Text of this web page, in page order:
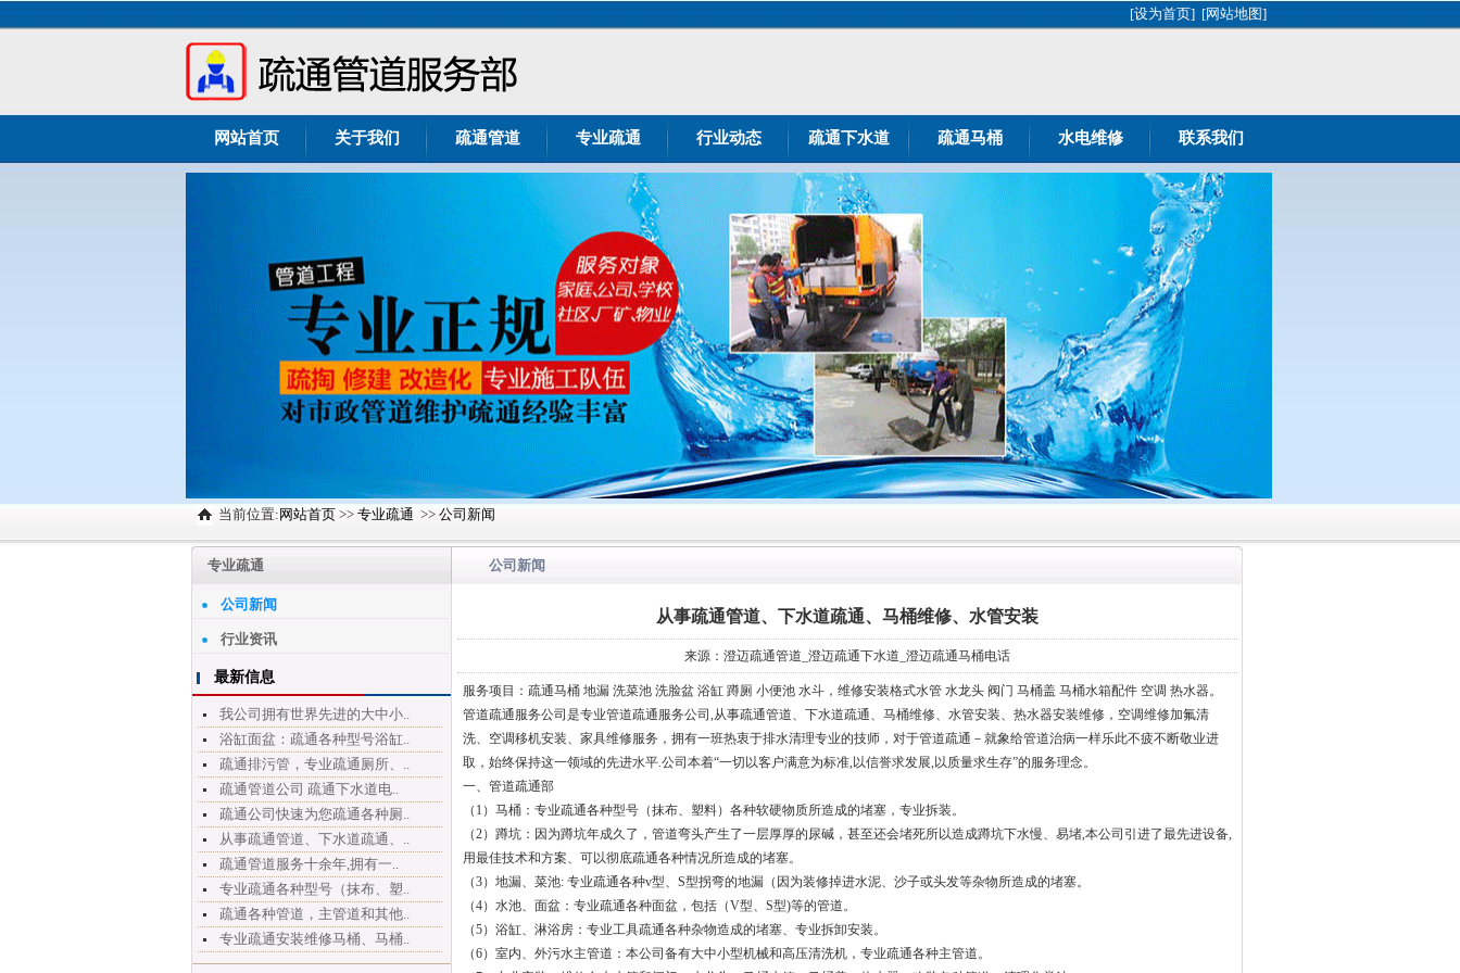
[设为首页] [网站地图]
网站首页 关于我们 疏通管道 专业疏通 行业动态 疏通下水道 疏通马桶 水电维修 联系我们
当前位置: 网站首页 >> 专业疏通 >> 公司新闻
专业疏通
公司新闻
行业资讯
最新信息
我公司拥有世界先进的大中小..
浴缸面盆：疏通各种型号浴缸..
疏通排污管，专业疏通厕所、..
疏通管道公司 疏通下水道电..
疏通公司快速为您疏通各种厕..
从事疏通管道、下水道疏通、..
疏通管道服务十余年,拥有一..
专业疏通各种型号（抹布、塑..
疏通各种管道，主管道和其他..
专业疏通安装维修马桶、马桶..
公司新闻
从事疏通管道、下水道疏通、马桶维修、水管安装
来源：澄迈疏通管道_澄迈疏通下水道_澄迈疏通马桶电话
服务项目：疏通马桶 地漏 洗菜池 洗脸盆 浴缸 蹲厕 小便池 水斗，维修安装格式水管 水龙头 阀门 马桶盖 马桶水箱配件 空调 热水器。
管道疏通服务公司是专业管道疏通服务公司,从事疏通管道、下水道疏通、马桶维修、水管安装、热水器安装维修，空调维修加氟清
洗、空调移机安装、家具维修服务，拥有一班热衷于排水清理专业的技师，对于管道疏通－就象给管道治病一样乐此不疲不断敬业进
取，始终保持这一领域的先进水平.公司本着“一切以客户满意为标准,以信誉求发展,以质量求生存”的服务理念。
一、管道疏通部
（1）马桶：专业疏通各种型号（抹布、塑料）各种软硬物质所造成的堵塞，专业拆装。
（2）蹲坑：因为蹲坑年成久了，管道弯头产生了一层厚厚的尿碱，甚至还会堵死所以造成蹲坑下水慢、易堵,本公司引进了最先进设备,
用最佳技术和方案、可以彻底疏通各种情况所造成的堵塞。
（3）地漏、菜池: 专业疏通各种v型、S型拐弯的地漏（因为装修掉进水泥、沙子或头发等杂物所造成的堵塞。
（4）水池、面盆：专业疏通各种面盆，包括（V型、S型)等的管道。
（5）浴缸、淋浴房：专业工具疏通各种杂物造成的堵塞、专业拆卸安装。
（6）室内、外污水主管道：本公司备有大中小型机械和高压清洗机，专业疏通各种主管道。